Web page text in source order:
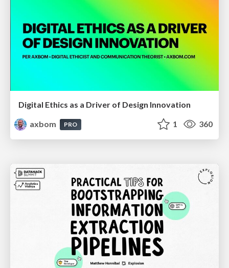
Digital Ethics as a Driver of Design Innovation
axbom
PRO 1 360